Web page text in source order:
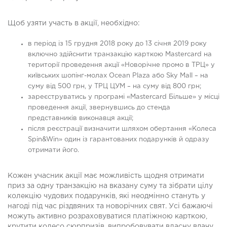
Щоб узяти участь в акції, необхідно:
в період із 15 грудня 2018 року до 13 січня 2019 року
включно здійснити транзакцію карткою Mastercard на
території проведення акції «Новорічне промо в ТРЦ» у
київських шопінг-молах Ocean Plaza або Sky Mall – на
суму від 500 грн, у ТРЦ ЦУМ – на суму від 800 грн;
зареєструватись у програмі «Mastercard Більше» у місці
проведення акції, звернувшись до стенда
представників виконавця акції;
після реєстрації визначити шляхом обертання «Колеса
Spin&Win» один із гарантованих подарунків й одразу
отримати його.
Кожен учасник акції має можливість щодня отримати
приз за одну транзакцію на вказану суму та зібрати цілу
колекцію чудових подарунків, які неодмінно стануть у
нагоді під час різдвяних та новорічних свят. Усі бажаючі
можуть активно розраховуватися платіжною карткою,